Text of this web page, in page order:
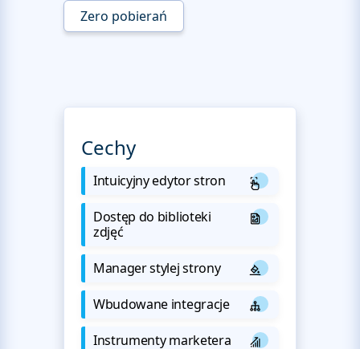
Zero pobierań
Cechy
Intuicyjny edytor stron
Dostęp do biblioteki
zdjęć
Manager stylej strony
Wbudowane integracje
Instrumenty marketera